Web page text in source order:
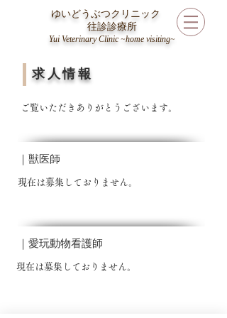
ゆいどうぶつクリニック
往診診療所
Yui Veterinary Clinic ~home visiting~
求人情報
ご覧いただきありがとうございます。​
｜獣医師
​現在は募集しておりません。
｜愛玩動物看護師
​現在は募集しておりません。